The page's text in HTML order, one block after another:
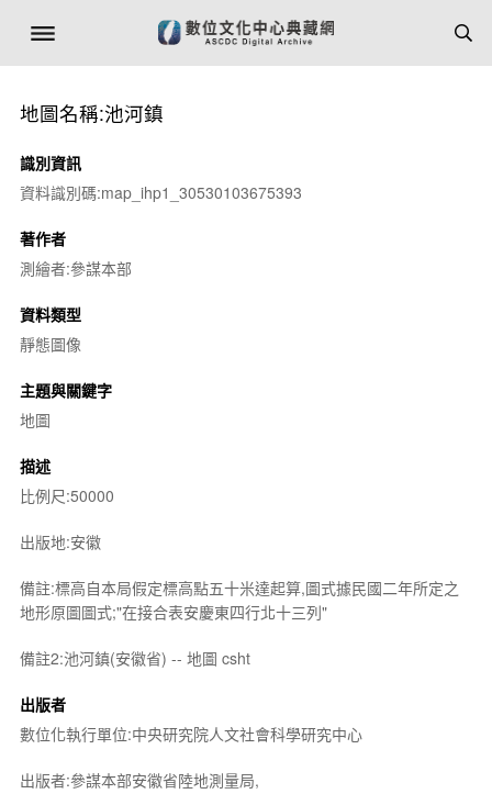
地圖名稱:池河鎮
識別資訊
資料識別碼:map_ihp1_30530103675393
著作者
測繪者:參謀本部
資料類型
靜態圖像
主題與關鍵字
地圖
描述
比例尺:50000
出版地:安徽
備註:標高自本局假定標高點五十米達起算,圖式據民國二年所定之
地形原圖圖式;"在接合表安慶東四行北十三列"
備註2:池河鎮(安徽省) -- 地圖 csht
出版者
數位化執行單位:中央研究院人文社會科學研究中心
出版者:參謀本部安徽省陸地測量局,